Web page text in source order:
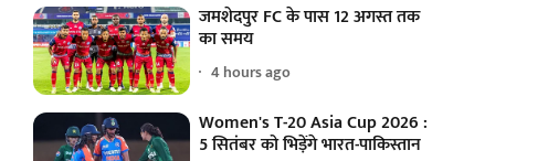
जमशेदपुर FC के पास 12 अगस्त तक
का समय
4 hours ago
Women's T-20 Asia Cup 2026 :
5 सितंबर को भिड़ेंगे भारत-पाकिस्तान